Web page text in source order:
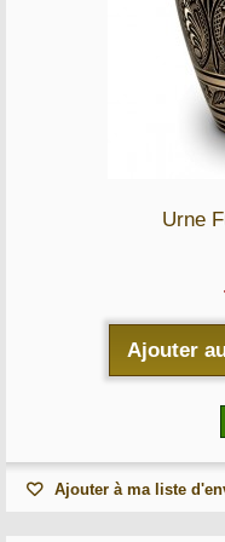
Urne
Ajouter
Ajouter à ma liste